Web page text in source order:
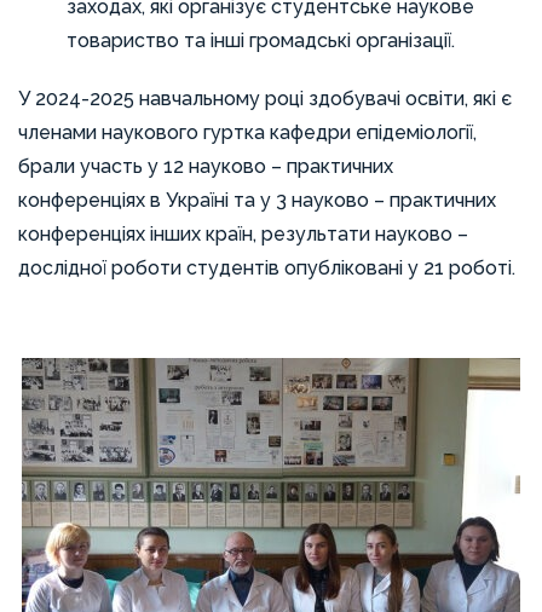
навчальному процесі технології дистанційного
навчання, створюються власні дистанційні курси
з освітніх компонентів.
тренінги з ключових питань інфекційного
гігієна рук медичного персоналу, поводження з
медичними відходами, вакцинопрофілактики
тощо.
Кафедра активно розвиває міжнародне
співробітництво, плідно співпрацює з провідними
обмін досвідом, участь у конференціях та
грантових дослідженнях. Співпраця з іноземними
фахівцями сприяє впровадженню сучасних
підходів у галузі епідеміології, удосконаленню
освітнього процесу та підвищенню якості
наукових досліджень.
«Vaccines», «International Journal of Environmental
Research and Public Health» та ін. Тільки за 2024
р. нею підготовлено 75 рецензій на рукописи
наукових статей та 2 рецензії на монографії.
заходах, які організує студентське наукове
товариство та інші громадські організації.
У 2024-2025 навчальному році здобувачі освіти, які є
членами наукового гуртка кафедри епідеміології,
брали участь у 12 науково – практичних
конференціях в Україні та у 3 науково – практичних
конференціях інших країн, результати науково –
дослідної роботи студентів опубліковані у 21 роботі.